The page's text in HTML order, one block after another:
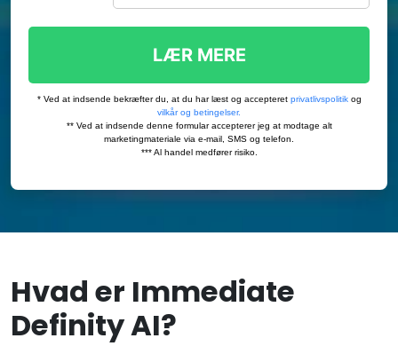
Hvad er Immediate
Definity AI?